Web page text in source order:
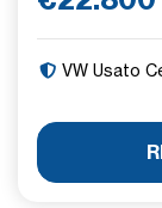
VW Usato